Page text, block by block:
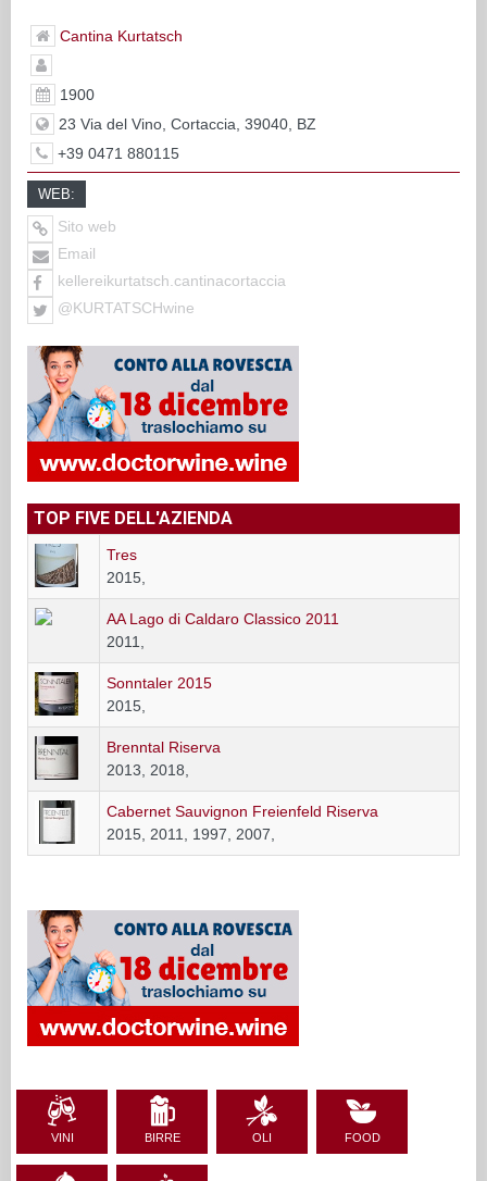
Cantina Kurtatsch
1900
23 Via del Vino, Cortaccia, 39040, BZ
+39 0471 880115
WEB:
Sito web
Email
kellereikurtatsch.cantinacortaccia
@KURTATSCHwine
TOP FIVE DELL'AZIENDA
Tres
2015,
AA Lago di Caldaro Classico 2011
2011,
Sonntaler 2015
2015,
Brenntal Riserva
2013, 2018,
Cabernet Sauvignon Freienfeld Riserva
2015, 2011, 1997, 2007,
VINI BIRRE OLI FOOD